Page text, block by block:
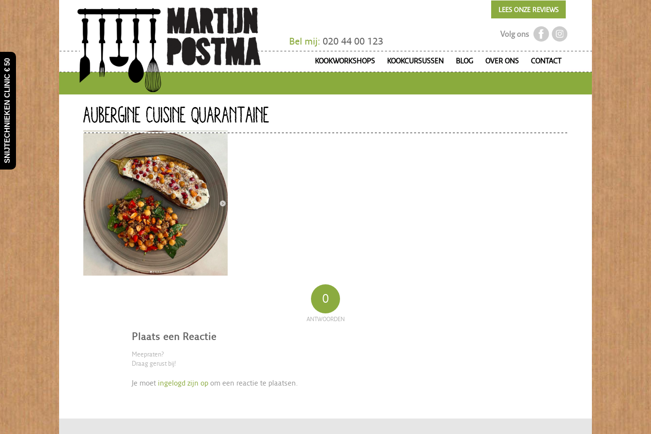
Bel mij: 020 44 00 123
Volg ons
LEES ONZE REVIEWS
KOOKWORKSHOPS KOOKCURSUSSEN BLOG OVER ONS CONTACT
AUBERGINE CUISINE QUARANTAINE
0
ANTWOORDEN
Plaats een Reactie
Meepraten?
Draag gerust bij!
Je moet ingelogd zijn op om een reactie te plaatsen.
SNIJTECHNIEKEN CLINIC € 50